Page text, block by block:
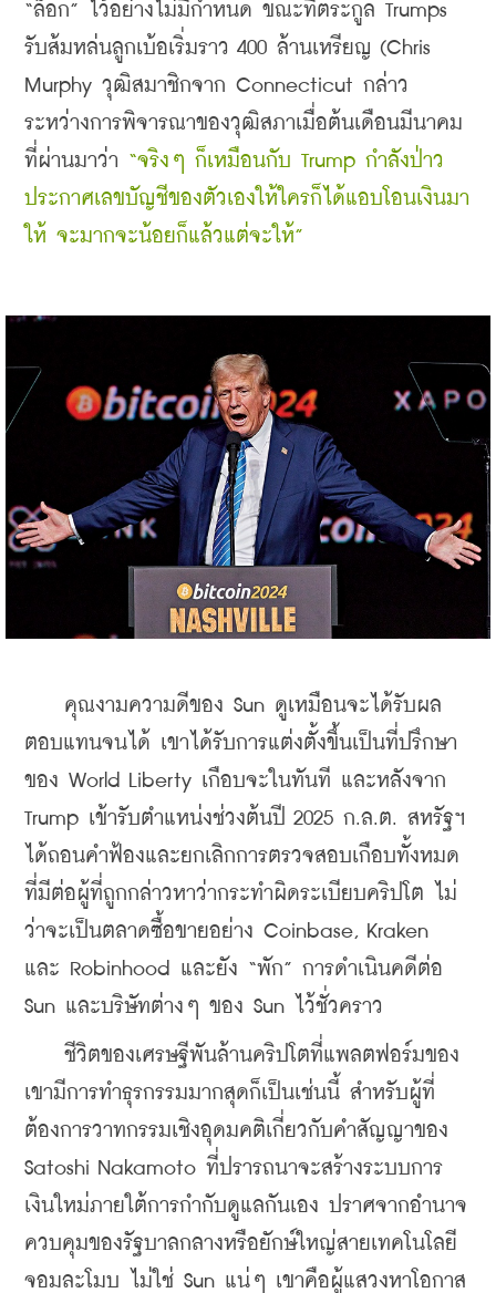
“ล็อก” ไว้อย่างไม่มีกำหนด ขณะที่ตระกูล Trumps
รับส้มหล่นลูกเบ้อเริ่มราว 400 ล้านเหรียญ (Chris
Murphy วุฒิสมาชิกจาก Connecticut กล่าว
ระหว่างการพิจารณาของวุฒิสภาเมื่อต้นเดือนมีนาคม
ที่ผ่านมาว่า “จริงๆ ก็เหมือนกับ Trump กำลังป่าว
ประกาศเลขบัญชีของตัวเองให้ใครก็ได้แอบโอนเงินมา
ให้ จะมากจะน้อยก็แล้วแต่จะให้”
คุณงามความดีของ Sun ดูเหมือนจะได้รับผล
ตอบแทนจนได้ เขาได้รับการแต่งตั้งขึ้นเป็นที่ปรึกษา
ของ World Liberty เกือบจะในทันที และหลังจาก
Trump เข้ารับตำแหน่งช่วงต้นปี 2025 ก.ล.ต. สหรัฐฯ
ได้ถอนคำฟ้องและยกเลิกการตรวจสอบเกือบทั้งหมด
ที่มีต่อผู้ที่ถูกกล่าวหาว่ากระทำผิดระเบียบคริปโต ไม่
ว่าจะเป็นตลาดซื้อขายอย่าง Coinbase, Kraken
และ Robinhood และยัง “พัก” การดำเนินคดีต่อ
Sun และบริษัทต่างๆ ของ Sun ไว้ชั่วคราว
ชีวิตของเศรษฐีพันล้านคริปโตที่แพลตฟอร์มของ
เขามีการทำธุรกรรมมากสุดก็เป็นเช่นนี้ สำหรับผู้ที่
ต้องการวาทกรรมเชิงอุดมคติเกี่ยวกับคำสัญญาของ
Satoshi Nakamoto ที่ปรารถนาจะสร้างระบบการ
เงินใหม่ภายใต้การกำกับดูแลกันเอง ปราศจากอำนาจ
ควบคุมของรัฐบาลกลางหรือยักษ์ใหญ่สายเทคโนโลยี
จอมละโมบ ไม่ใช่ Sun แน่ๆ เขาคือผู้แสวงหาโอกาส